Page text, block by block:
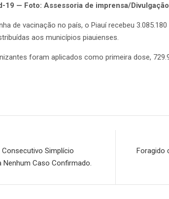
19 — Foto: Assessoria de imprensa/Divulgação
de vacinação no país, o Piauí recebeu
aos municípios piauienses.
foram aplicados como primeira dose,
Consecutivo Simplício
Nenhum Caso Confirmado.
Foragido